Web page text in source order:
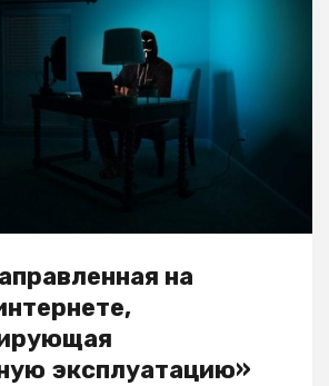
на
эксплуатацию»